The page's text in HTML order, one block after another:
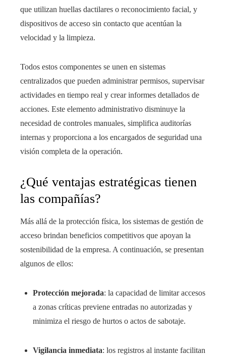
que utilizan huellas dactilares o reconocimiento facial, y
dispositivos de acceso sin contacto que acentúan la
velocidad y la limpieza.
Todos estos componentes se unen en sistemas
centralizados que pueden administrar permisos, supervisar
actividades en tiempo real y crear informes detallados de
acciones. Este elemento administrativo disminuye la
necesidad de controles manuales, simplifica auditorías
internas y proporciona a los encargados de seguridad una
visión completa de la operación.
¿Qué ventajas estratégicas tienen
las compañías?
Más allá de la protección física, los sistemas de gestión de
acceso brindan beneficios competitivos que apoyan la
sostenibilidad de la empresa. A continuación, se presentan
algunos de ellos:
Protección mejorada: la capacidad de limitar accesos
a zonas críticas previene entradas no autorizadas y
minimiza el riesgo de hurtos o actos de sabotaje.
Vigilancia inmediata: los registros al instante facilitan